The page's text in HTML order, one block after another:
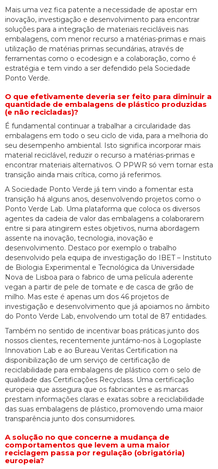
Mais uma vez fica patente a necessidade de apostar em
inovação, investigação e desenvolvimento para encontrar
soluções para a integração de materiais recicláveis nas
embalagens, com menor recurso a matérias-primas e mais
utilização de matérias primas secundárias, através de
ferramentas como o ecodesign e a colaboração, como é
estratégia e tem vindo a ser defendido pela Sociedade
Ponto Verde.
O que efetivamente deveria ser feito para diminuir a
quantidade de embalagens de plástico produzidas
(e não recicladas)?
É fundamental continuar a trabalhar a circularidade das
embalagens em todo o seu ciclo de vida, para a melhoria do
seu desempenho ambiental. Isto significa incorporar mais
material reciclável, reduzir o recurso a matérias-primas e
encontrar materiais alternativos. O PPWR só vem tornar esta
transição ainda mais crítica, como já referimos.
A Sociedade Ponto Verde já tem vindo a fomentar esta
transição há alguns anos, desenvolvendo projetos como o
Ponto Verde Lab. Uma plataforma que coloca os diversos
agentes da cadeia de valor das embalagens a colaborarem
entre si para atingirem estes objetivos, numa abordagem
assente na inovação, tecnologia, inovação e
desenvolvimento. Destaco por exemplo o trabalho
desenvolvido pela equipa de investigação do IBET – Instituto
de Biologia Experimental e Tecnológica da Universidade
Nova de Lisboa para o fabrico de uma película aderente
vegan a partir de pele de tomate e de casca de grão de
milho. Mas este é apenas um dos 46 projetos de
investigação e desenvolvimento que já apoiamos no âmbito
do Ponto Verde Lab, envolvendo um total de 87 entidades.
Também no sentido de incentivar boas práticas junto dos
nossos clientes, recentemente juntámo-nos à Logoplaste
Innovation Lab e ao Bureau Veritas Certification na
disponibilização de um serviço de certificação de
reciclabilidade para embalagens de plástico com o selo de
qualidade das Certificações Recyclass. Uma certificação
europeia que assegura que os fabricantes e as marcas
prestam informações claras e exatas sobre a reciclabilidade
das suas embalagens de plástico, promovendo uma maior
transparência junto dos consumidores.
A solução no que concerne a mudança de
comportamentos que levem a uma maior
reciclagem passa por regulação (obrigatória)
europeia?